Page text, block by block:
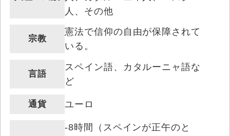
人、その他
宗教
憲法で信仰の自由が保障されて
いる。
言語
スペイン語、カタルーニャ語な
ど
通貨 ユーロ
-8時間（スペインが正午のと